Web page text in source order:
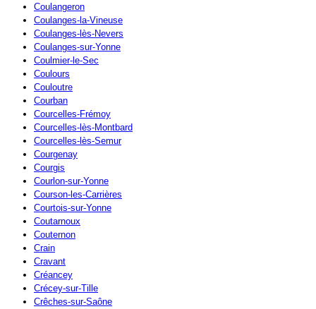
Coulangeron
Coulanges-la-Vineuse
Coulanges-lès-Nevers
Coulanges-sur-Yonne
Coulmier-le-Sec
Coulours
Couloutre
Courban
Courcelles-Frémoy
Courcelles-lès-Montbard
Courcelles-lès-Semur
Courgenay
Courgis
Courlon-sur-Yonne
Courson-les-Carrières
Courtois-sur-Yonne
Coutarnoux
Couternon
Crain
Cravant
Créancey
Crécey-sur-Tille
Crêches-sur-Saône